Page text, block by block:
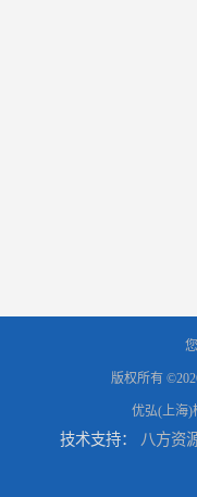
版权所有
优弘(上海)
技术支持： 八方资